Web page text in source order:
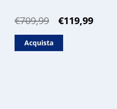
€709,99
Il
era:
€119,99Il
Acquista